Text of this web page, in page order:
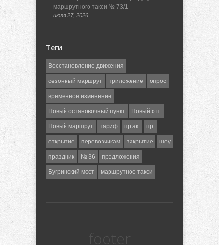
маршрутного такси № 73/1
июля 27, 2026
Теги
Восстановление движения
сезонный маршрут приложение опрос
временное изменение
Новый остановочный пункт Новый о.п.
Новый маршрут тариф пр.ак. пр.
открытие перевозчикам закрытие шоу
праздник № 36 предложения
Бугринский мост маршрутное такси
footer